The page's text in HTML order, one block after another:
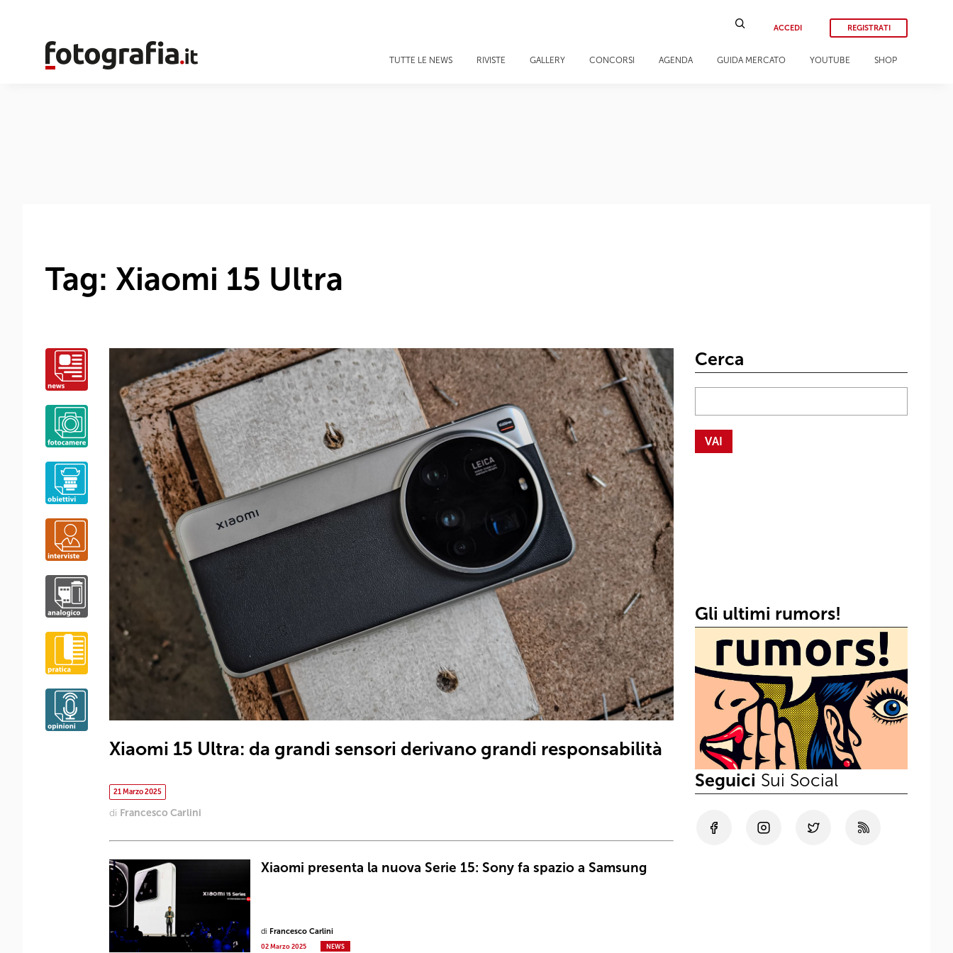
ACCEDI REGISTRATI
TUTTE LE NEWS RIVISTE GALLERY CONCORSI AGENDA GUIDA MERCATO YOUTUBE SHOP
Tag: Xiaomi 15 Ultra
Xiaomi 15 Ultra: da grandi sensori derivano grandi responsabilità
21 Marzo 2025
di Francesco Carlini
Xiaomi presenta la nuova Serie 15: Sony fa spazio a Samsung
di Francesco Carlini
02 Marzo 2025 NEWS
Cerca
Gli ultimi rumors!
Seguici Sui Social